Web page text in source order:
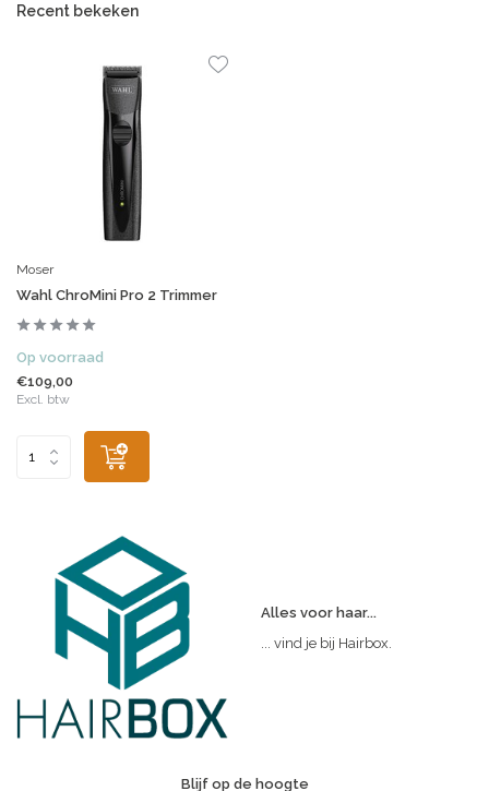
Recent bekeken
Moser
Wahl ChroMini Pro 2 Trimmer
Op voorraad
€109,00
Excl. btw
Alles voor haar...
... vind je bij Hairbox.
Blijf op de hoogte